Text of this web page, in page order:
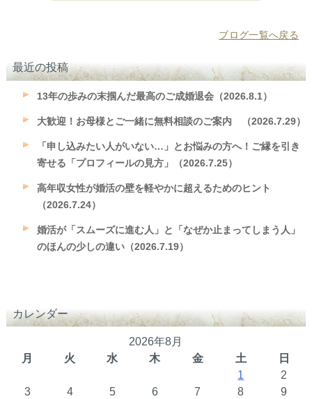
ブログ一覧へ戻る
最近の投稿
13年の歩みの末掴んだ最高のご成婚退会（2026.8.1）
大歓迎！お母様とご一緒に無料相談のご案内 （2026.7.29）
「申し込みたい人がいない…」とお悩みの方へ！ご縁を引き
寄せる「プロフィールの見方」（2026.7.25）
高年収女性が婚活の壁を軽やかに超えるためのヒント
（2026.7.24）
婚活が「スムーズに進む人」と「なぜか止まってしまう人」
のほんの少しの違い（2026.7.19）
カレンダー
2026年8月
月
火 水 木 金 土
日
1
2
3
4 5 6 7 8
9